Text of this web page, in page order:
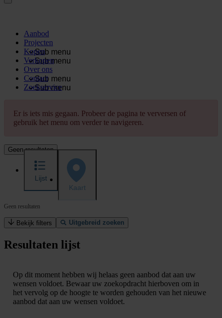
Aanbod
Projecten
Sub menu
Kopen
Sub menu
Verkopen
Over ons
Sub menu
Contact
Sub menu
Zoekservice
Er is iets mis gegaan. Probeer de pagina te verversen of
gebruik het menu om verder te navigeren.
Geen resultaten
Lijst
Kaart
Geen resultaten
Bekijk filters Uitgebreid zoeken
Resultaten lijst
Op dit moment hebben wij helaas geen aanbod dat aan uw
wensen voldoet. Bewaar uw zoekopdracht hierboven om in
het vervolg op de hoogte te worden gehouden van het nieuwe
aanbod dat aan uw wensen voldoet.